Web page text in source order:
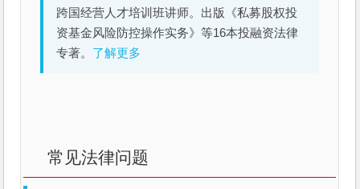
跨国经营人才培训班讲师。出版《私募股权投
资基金风险防控操作实务》等16本投融资法律
专著。 了解更多
常见法律问题